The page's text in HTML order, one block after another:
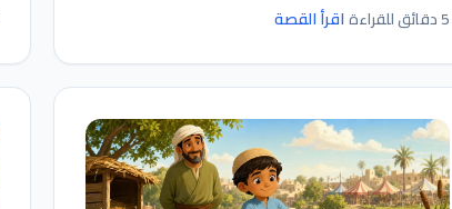
5 دقائق للقراءة اقرأ القصة